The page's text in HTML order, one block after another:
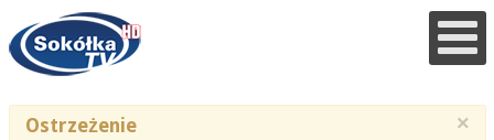
×
Ostrzeżenie